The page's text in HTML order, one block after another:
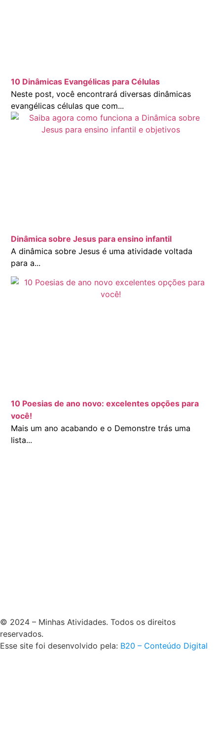
10 Dinâmicas Evangélicas para Células
Neste post, você encontrará diversas dinâmicas
evangélicas células que com...
Dinâmica sobre Jesus para ensino infantil
A dinâmica sobre Jesus é uma atividade voltada
para a...
10 Poesias de ano novo: excelentes opções para
você!
Mais um ano acabando e o Demonstre trás uma
lista...
© 2024 – Minhas Atividades. Todos os direitos
reservados.
Esse site foi desenvolvido pela: B20 – Conteúdo Digital